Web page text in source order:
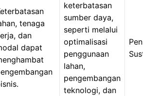
tenaga
dan
dapat
keterbatasan
sumber daya,
seperti melalui
optimalisasi
penggunaan
lahan,
pengembangan
teknologi, dan